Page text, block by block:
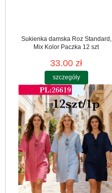
Sukienka damska Roz Standard,
Mix Kolor Paczka 12 szt
33.00 zł
szczegóły